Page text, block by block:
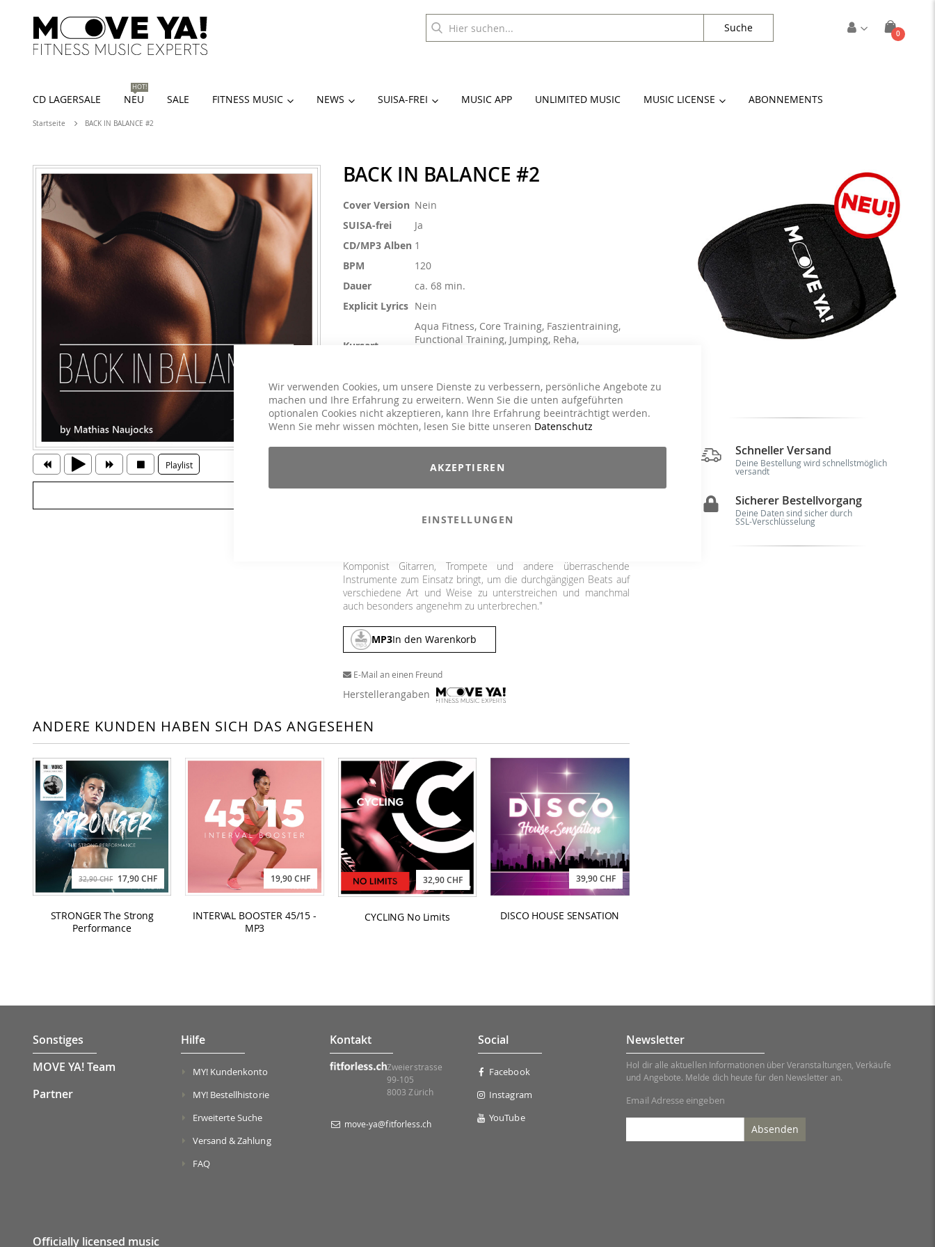
Wir verwenden Cookies, um unsere Dienste zu verbessern, persönliche Angebote zu
machen und Ihre Erfahrung zu erweitern. Wenn Sie die unten aufgeführten
optionalen Cookies nicht akzeptieren, kann Ihre Erfahrung beeinträchtigt werden.
Wenn Sie mehr wissen möchten, lesen Sie bitte unseren Datenschutz
AKZEPTIEREN
EINSTELLUNGEN
Cart
0Artikel
Suche
CD LAGERSALE NEU
HOT!
SALE FITNESS MUSIC NEWS SUISA-FREI MUSIC APP UNLIMITED MUSIC MUSIC LICENSE ABONNEMENTS
Startseite BACK IN BALANCE #2
Playlist
BACK IN BALANCE #2
Weitere
Cover Version Nein
SUISA-frei
Ja
CD/MP3 Alben 1
BPM
120
Dauer
ca. 68 min.
Explicit Lyrics Nein
Kursart
Aqua Fitness, Core Training, Faszientraining,
Functional Training, Jumping, Reha,
Genre
House / Deep House, Instrumental, World
Music
39,90 CHF
Inkl. MwSt.,exkl.Versandkosten
Back in Balance #2 baut wieder auf dem Erfolgsrezept der #1 auf:
dynamische, dennoch sanfte Beats bilden die Grundlage für
Instrumentierung, variert mit wenigen akzentuierten Vocals. Das
Ergebnis ist ein wunderschöner Flow für deine Rücken-, Pilates-,
Komponist Gitarren, Trompete und andere überraschende
Instrumente zum Einsatz bringt, um die durchgängigen Beats auf
verschiedene Art und Weise zu unterstreichen und manchmal
auch besonders angenehm zu unterbrechen."
MP3In den Warenkorb
E-Mail an einen Freund
Herstellerangaben
ANDERE KUNDEN HABEN SICH DAS ANGESEHEN
32,90 CHF 17,90 CHF
STRONGER The Strong
Performance
19,90 CHF
INTERVAL BOOSTER 45/15 -
MP3
32,90 CHF
CYCLING No Limits
39,90 CHF
DISCO HOUSE SENSATION
Schneller Versand
Deine Bestellung wird schnellstmöglich
versandt
Sicherer Bestellvorgang
Deine Daten sind sicher durch
SSL-Verschlüsselung
Sonstiges
MOVE YA! Team
Partner
Hilfe
MY! Kundenkonto
MY! Bestellhistorie
Erweiterte Suche
Versand & Zahlung
FAQ
Kontakt
Zweierstrasse
99-105
8003 Zürich
move-ya@fitforless.ch
Social
Facebook
Instagram
YouTube
Newsletter
Hol dir alle aktuellen Informationen über Veranstaltungen, Verkäufe
und Angebote. Melde dich heute für den Newsletter an.
Email Adresse eingeben
Absenden
Officially licensed music